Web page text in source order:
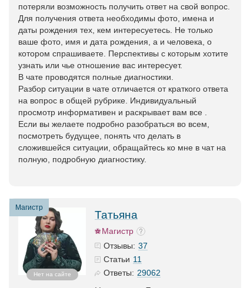
потеряли возможность получить ответ на свой вопрос.
Для получения ответа необходимы фото, имена и
даты рождения тех, кем интересуетесь. Не только
ваше фото, имя и дата рождения, а и человека, о
котором спрашиваете. Перспективы с которым хотите
узнать или чье отношение вас интересует.
В чате проводятся полные диагностики.
Разбор ситуации в чате отличается от краткого ответа
на вопрос в общей рубрике. Индивидуальный
просмотр информативен и раскрывает вам все .
Если вы желаете подробно разобраться во всем,
посмотреть будущее, понять что делать в
сложившейся ситуации, обращайтесь ко мне в чат на
полную, подробную диагностику.
Магистр
Нет на сайте
Татьяна
Магистр
Отзывы: 37
Статьи 11
Ответы: 29062